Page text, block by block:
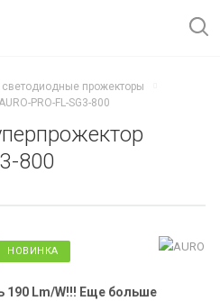
прожекторы
PRO-FL-SG3-800
800
НОВИНКА
190 Lm/W!!! Еще больше